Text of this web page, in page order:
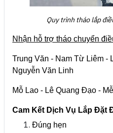
Quy trình tháo lắp
Nhận hỗ trợ tháo chuyển
Trung Văn - Nam Từ Liêm -
Nguyễn Văn Linh
Mỗ Lao - Lê Quang Đạo -
Cam Kết Dịch Vụ Lắp Đặt
Đúng hẹn